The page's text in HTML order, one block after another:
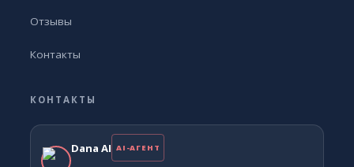
Отзывы
Контакты
КОНТАКТЫ
Dana AI AI-АГЕНТ